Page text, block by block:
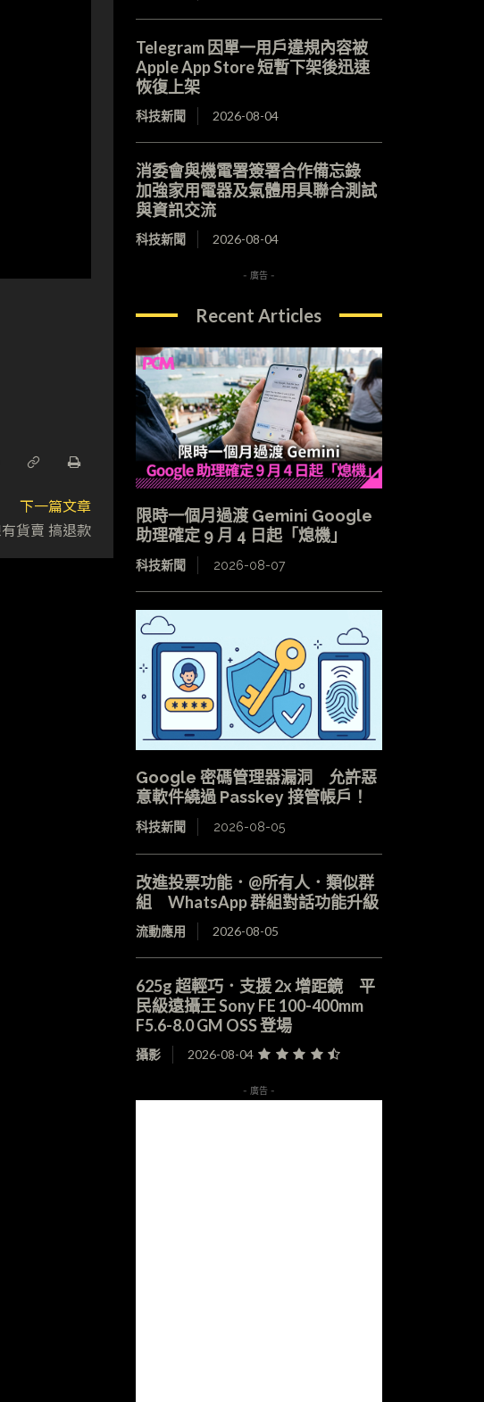
下一篇文章
貨賣 搞退款
Telegram 因單一用戶違規內容被
Apple App Store 短暫下架後迅速
恢復上架
科技新聞 2026-08-04
消委會與機電署簽署合作備忘錄
加強家用電器及氣體用具聯合測試
與資訊交流
科技新聞 2026-08-04
- 廣告 -
Recent Articles
限時一個月過渡 Gemini Google
助理確定 9 月 4 日起「熄機」
科技新聞 2026-08-07
Google 密碼管理器漏洞 允許惡
意軟件繞過 Passkey 接管帳戶！
科技新聞 2026-08-05
改進投票功能．@所有人．類似群
組 WhatsApp 群組對話功能升級
流動應用 2026-08-05
625g 超輕巧．支援 2x 增距鏡 平
民級遠攝王 Sony FE 100-400mm
F5.6-8.0 GM OSS 登場
攝影 2026-08-04
- 廣告 -